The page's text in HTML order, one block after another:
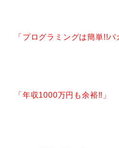
「プログラミングは簡単!!バ
「年収1000万円も余裕!!」